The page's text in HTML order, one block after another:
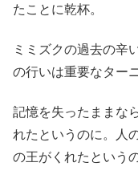
たことに乾杯。
ミミズクの過去の辛
の行いは重要なター
記憶を失ったままな
れたというのに。人
の王がくれたという